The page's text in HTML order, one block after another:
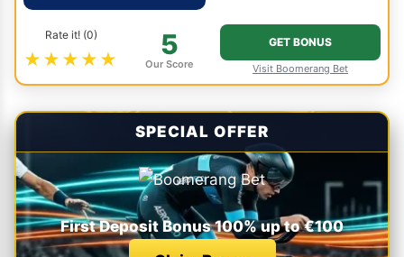
Rate it! (0)
★★★★★ 5
Our Score
GET BONUS
Visit Boomerang Bet
SPECIAL OFFER
First Deposit Bonus 100% up to €100